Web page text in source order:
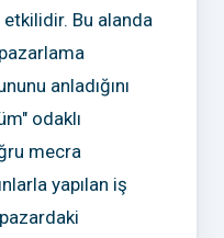
Bu alanda
anladığını
odaklı
mecra
yapılan iş